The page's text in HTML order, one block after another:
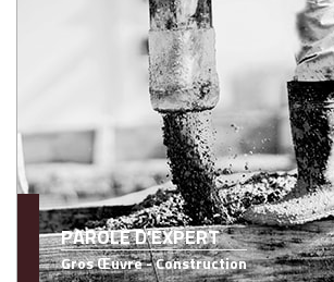
PAROLE D'EXPERT
Gros Œuvre - Construction